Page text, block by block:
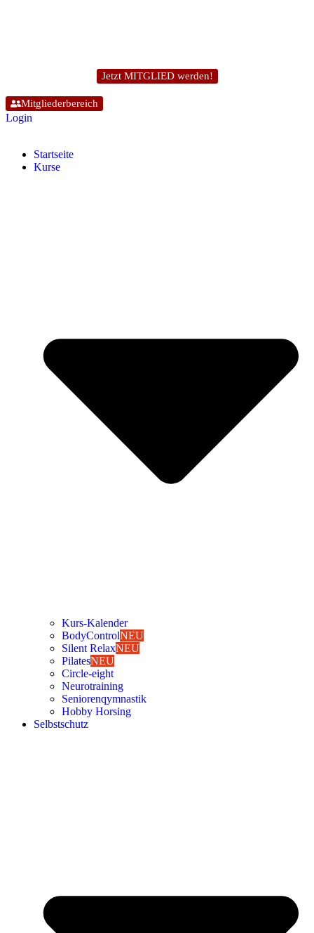
Jetzt MITGLIED werden!
Mitgliederbereich
Login
Start­sei­te
Kur­se
Kurs-Kalen­­der
Body­Con­trolNEU
Silent RelaxNEU
Pila­tesNEU
Cir­cle-eight
Neu­ro­trai­ning
Senio­ren­qym­nas­tik
Hob­by Hor­sing
Selbst­schutz